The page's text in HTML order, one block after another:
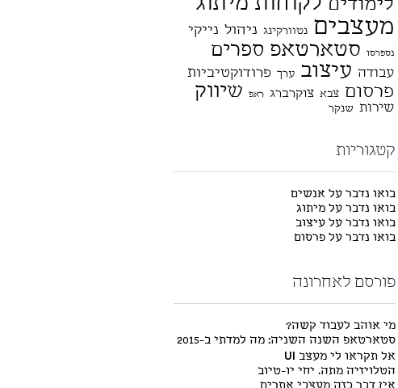
לימודים
מעצבים נטוורקינג ניהול נייקי
נספרסו סטארטאפ ספרים
עבודה עיצוב ערך פרודוקטיביות
פרסום צבא צוקרברג ראפ שיווק
שירות שנקר
קטגוריות
בואו נדבר על אנשים
בואו נדבר על מיתוג
בואו נדבר על עיצוב
בואו נדבר על פרסום
פורסם לאחרונה
מי אוהב לעבוד קשה?
סטארטאפ השנה השניה: מה למדתי ב-2015
אל תקראו לי מעצב UI
הטלויזיה מתה. יחי יו-טיוב